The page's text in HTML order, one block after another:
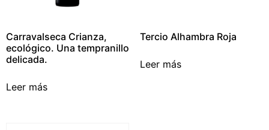
Carravalseca Crianza,
ecológico. Una tempranillo
delicada.
Leer más
Tercio Alhambra Roja
Leer más